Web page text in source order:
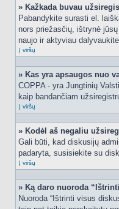
» Kažkada buvau
Pabandykite surasti el.
nors priežasčių, ištrynė
naujo ir aktyviau
Į viršų
» Kas yra apsaugos nuo
COPPA - yra Jungtinių
kaip bandančiam
Į viršų
» Kodėl aš negaliu
Gali būti, kad diskusijų
padaryta, susisiekite su
Į viršų
» Ką daro nuoroda
Nuoroda “Ištrinti visus